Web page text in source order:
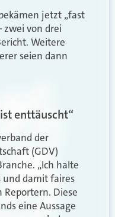
jetzt „fast
zwei von drei
Weitere
seien dann
enttäuscht“
der
(GDV)
„Ich halte
und damit faires
Reportern. Diese
eine Aussage